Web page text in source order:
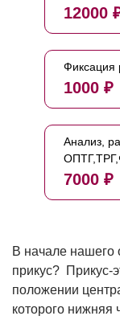
12000
Фиксация
1000 ₽
Анализ,
7000 ₽
В начале нашего
прикус? Прикус-
положении
которого нижняя